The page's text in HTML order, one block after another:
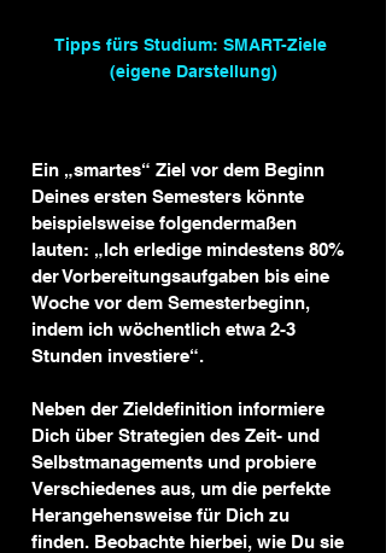
Tipps fürs Studium: SMART-Ziele
(eigene Darstellung)
Ein „smartes“ Ziel vor dem Beginn
Deines ersten Semesters könnte
beispielsweise folgendermaßen
lauten: „Ich erledige mindestens 80%
der Vorbereitungsaufgaben bis eine
Woche vor dem Semesterbeginn,
indem ich wöchentlich etwa 2-3
Stunden investiere“.
Neben der Zieldefinition informiere
Dich über Strategien des Zeit- und
Selbstmanagements und probiere
Verschiedenes aus, um die perfekte
Herangehensweise für Dich zu
finden. Beobachte hierbei, wie Du sie